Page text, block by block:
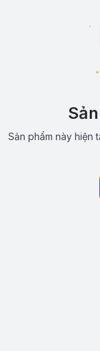
Sản phẩm này hiện